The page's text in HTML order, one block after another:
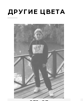
ДРУГИЕ ЦВЕТА